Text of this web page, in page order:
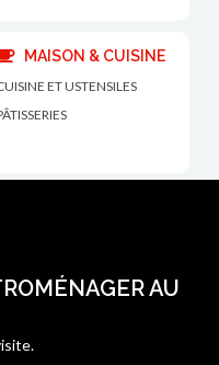
MAISON & CUISINE
ET USTENSILES
AU